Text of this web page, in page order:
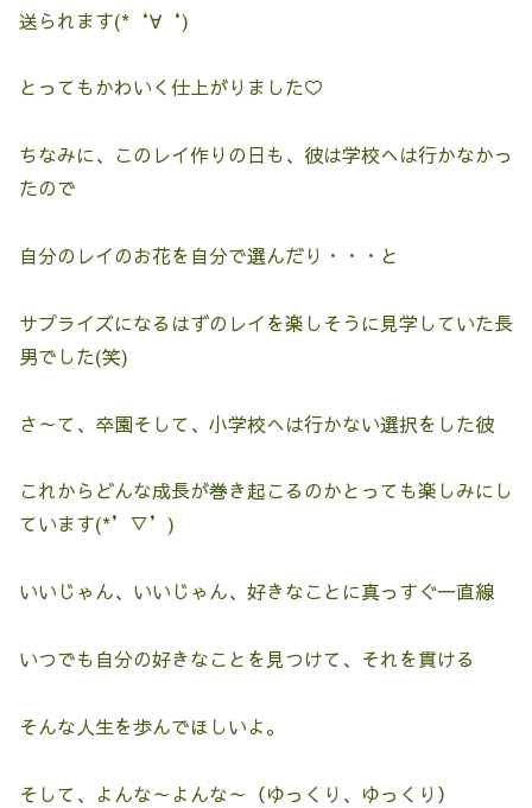
送られます(*‘∀‘)
とってもかわいく仕上がりました♡
ちなみに、このレイ作りの日も、彼は学校へは行かなかっ
たので
自分のレイのお花を自分で選んだり・・・と
サプライズになるはずのレイを楽しそうに見学していた長
男でした(笑)
さ～て、卒園そして、小学校へは行かない選択をした彼
これからどんな成長が巻き起こるのかとっても楽しみにし
ています(*’▽’)
いいじゃん、いいじゃん、好きなことに真っすぐ一直線
いつでも自分の好きなことを見つけて、それを貫ける
そんな人生を歩んでほしいよ。
そして、よんな～よんな～（ゆっくり、ゆっくり）